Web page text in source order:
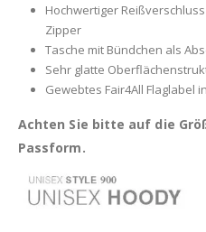
Hochwertiger
Zipper
Tasche mit Bündchen als
Sehr glatte
Gewebtes Fair4All Flaglabel
Achten Sie bitte auf die
Passform.